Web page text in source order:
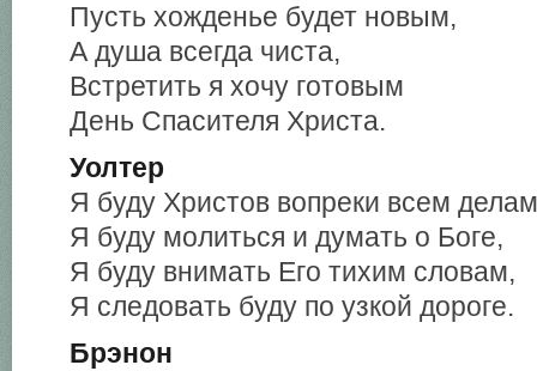
Пусть хожденье будет новым,
А душа всегда чиста,
Встретить я хочу готовым
День Спасителя Христа.
Уолтер
Я буду Христов вопреки всем
Я буду молиться и думать о Боге,
Я буду внимать Его тихим словам,
Я следовать буду по узкой дороге.
Брэнон